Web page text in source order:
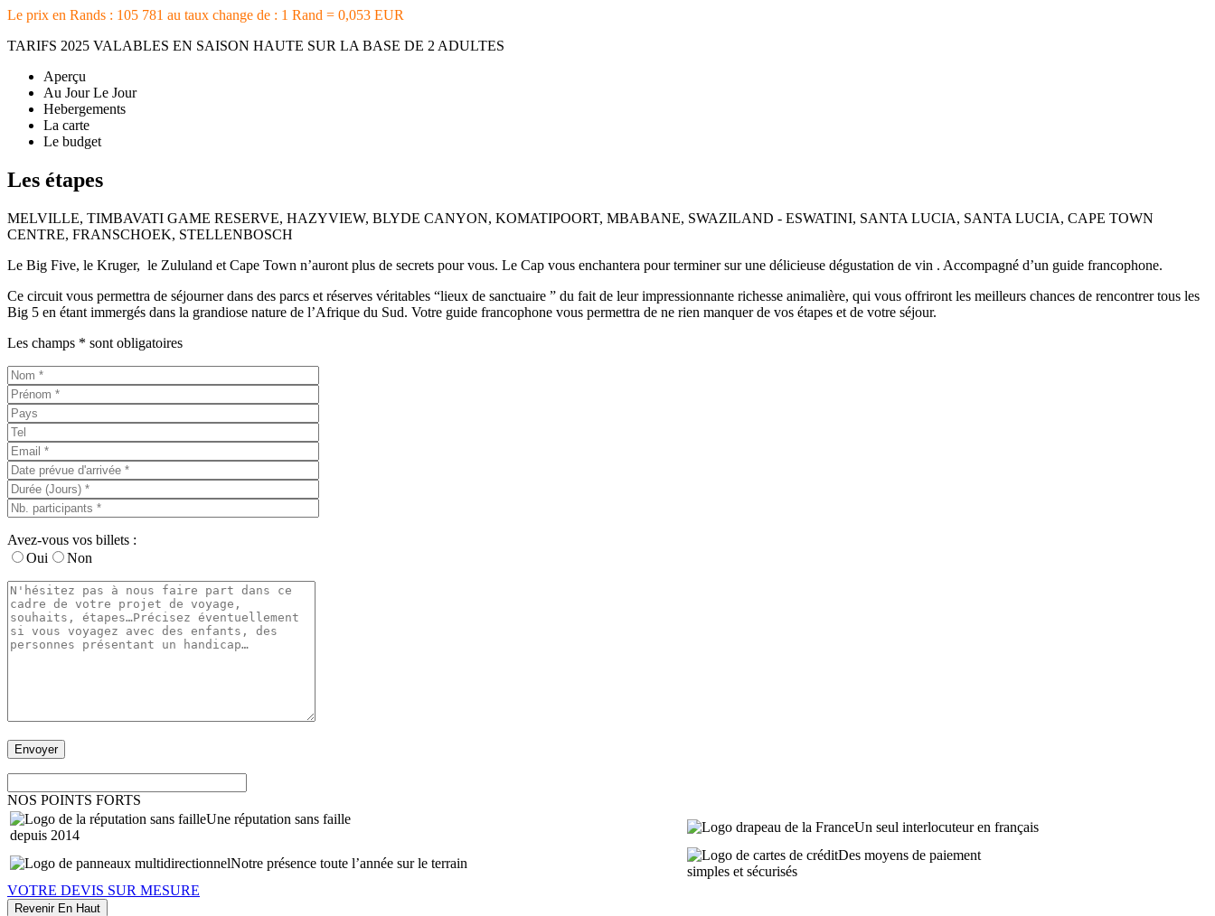
Le prix en Rands : 105 781 au taux change de : 1 Rand = 0,053 EUR
TARIFS 2025 VALABLES EN SAISON HAUTE SUR LA BASE DE 2 ADULTES
Aperçu
Au Jour Le Jour
Hebergements
La carte
Le budget
Les étapes
MELVILLE, TIMBAVATI GAME RESERVE, HAZYVIEW, BLYDE CANYON, KOMATIPOORT, MBABANE, SWAZILAND - ESWATINI, SANTA LUCIA, SANTA LUCIA, CAPE TOWN
CENTRE, FRANSCHOEK, STELLENBOSCH
Le Big Five, le Kruger, le Zululand et Cape Town n’auront plus de secrets pour vous. Le Cap vous enchantera pour terminer sur une délicieuse dégustation de vin . Accompagné d’un guide francophone.
Ce circuit vous permettra de séjourner dans des parcs et réserves véritables “lieux de sanctuaire ” du fait de leur impressionnante richesse animalière, qui vous offriront les meilleurs chances de rencontrer tous les
Big 5 en étant immergés dans la grandiose nature de l’Afrique du Sud. Votre guide francophone vous permettra de ne rien manquer de vos étapes et de votre séjour.
Les champs * sont obligatoires
Avez-vous vos billets :
Oui
Non
NOS POINTS FORTS
Une réputation sans faille
depuis 2014
Un seul interlocuteur en français
Notre présence toute l’année sur le terrain
Des moyens de paiement
simples et sécurisés
VOTRE DEVIS SUR MESURE
Revenir En Haut